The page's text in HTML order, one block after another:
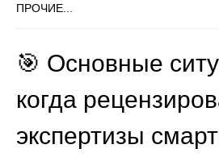
ПРОЧИЕ...
🎯 Основные
когда
экспертизы